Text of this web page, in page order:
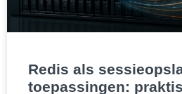
Redis als
toepassingen: